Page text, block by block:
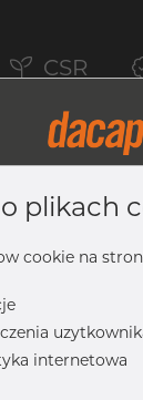
CSR
A-403
W, 3", spawany
plikach
cookie na
internetowa